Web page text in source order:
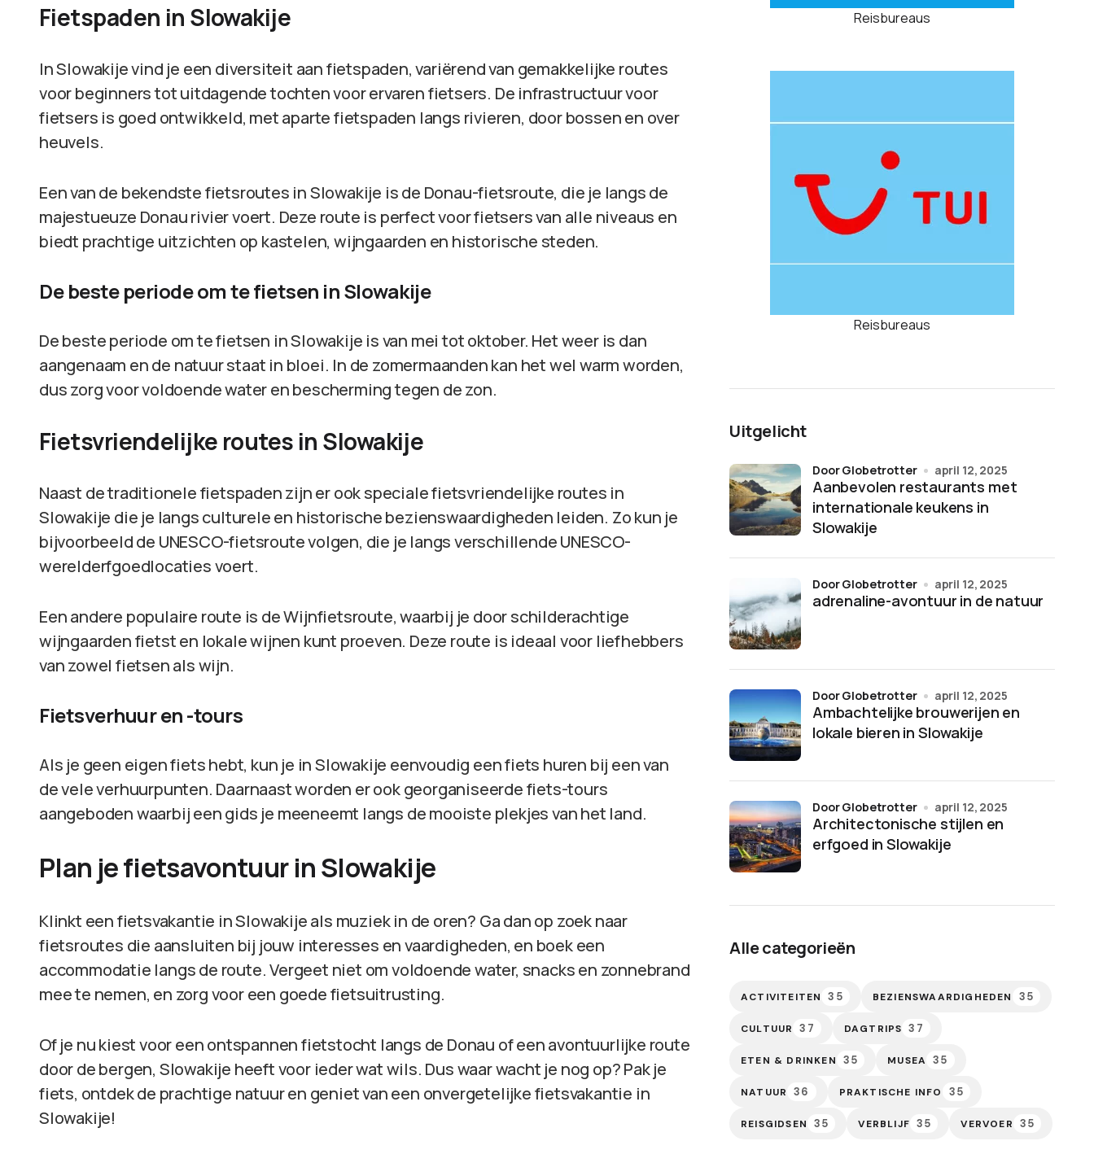
Fietspaden in Slowakije
In Slowakije vind je een diversiteit aan fietspaden, variërend van gemakkelijke routes
voor beginners tot uitdagende tochten voor ervaren fietsers. De infrastructuur voor
fietsers is goed ontwikkeld, met aparte fietspaden langs rivieren, door bossen en over
heuvels.
Een van de bekendste fietsroutes in Slowakije is de Donau-fietsroute, die je langs de
majestueuze Donau rivier voert. Deze route is perfect voor fietsers van alle niveaus en
biedt prachtige uitzichten op kastelen, wijngaarden en historische steden.
De beste periode om te fietsen in Slowakije
De beste periode om te fietsen in Slowakije is van mei tot oktober. Het weer is dan
aangenaam en de natuur staat in bloei. In de zomermaanden kan het wel warm worden,
dus zorg voor voldoende water en bescherming tegen de zon.
Fietsvriendelijke routes in Slowakije
Naast de traditionele fietspaden zijn er ook speciale fietsvriendelijke routes in
Slowakije die je langs culturele en historische bezienswaardigheden leiden. Zo kun je
bijvoorbeeld de UNESCO-fietsroute volgen, die je langs verschillende UNESCO-
werelderfgoedlocaties voert.
Een andere populaire route is de Wijnfietsroute, waarbij je door schilderachtige
wijngaarden fietst en lokale wijnen kunt proeven. Deze route is ideaal voor liefhebbers
van zowel fietsen als wijn.
Fietsverhuur en -tours
Als je geen eigen fiets hebt, kun je in Slowakije eenvoudig een fiets huren bij een van
de vele verhuurpunten. Daarnaast worden er ook georganiseerde fiets-tours
aangeboden waarbij een gids je meeneemt langs de mooiste plekjes van het land.
Plan je fietsavontuur in Slowakije
Klinkt een fietsvakantie in Slowakije als muziek in de oren? Ga dan op zoek naar
fietsroutes die aansluiten bij jouw interesses en vaardigheden, en boek een
accommodatie langs de route. Vergeet niet om voldoende water, snacks en zonnebrand
mee te nemen, en zorg voor een goede fietsuitrusting.
Of je nu kiest voor een ontspannen fietstocht langs de Donau of een avontuurlijke route
door de bergen, Slowakije heeft voor ieder wat wils. Dus waar wacht je nog op? Pak je
fiets, ontdek de prachtige natuur en geniet van een onvergetelijke fietsvakantie in
Slowakije!
Reisbureaus
Reisbureaus
Uitgelicht
Aanbevolen restaurants met
internationale keukens in
Slowakije
door Globetrotter april 12, 2025
adrenaline-avontuur in de natuur
door Globetrotter april 12, 2025
Ambachtelijke brouwerijen en
lokale bieren in Slowakije
door Globetrotter april 12, 2025
Architectonische stijlen en
erfgoed in Slowakije
door Globetrotter april 12, 2025
Alle categorieën
ACTIVITEITEN 35 BEZIENSWAARDIGHEDEN 35
CULTUUR 37 DAGTRIPS 37
ETEN & DRINKEN 35 MUSEA 35
NATUUR 36 PRAKTISCHE INFO 35
REISGIDSEN 35 VERBLIJF 35 VERVOER 35